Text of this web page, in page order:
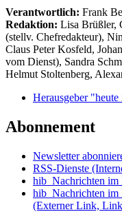
Verantwortlich: Frank
Redaktion: Lisa Brüßler,
(stellv. Chefredakteur),
Claus Peter Kosfeld,
vom Dienst), Sandra
Helmut Stoltenberg,
Herausgeber
Abonnement
Newsletter
RSS-Dienste
hib_Nachrichten
hib_Nachrichten
(Externer Link,